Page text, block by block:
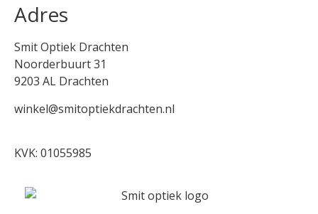
Adres
Smit Optiek Drachten
Noorderbuurt 31
9203 AL Drachten
winkel@smitoptiekdrachten.nl
KVK: 01055985